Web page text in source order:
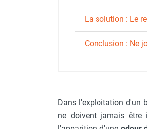
Déshydrateur
Purificateur d'air
Chauffage fixe atelier
Chauffage d'atelier fixe
La solution : Le
Conclusion : Ne
Dans l'exploitation d'un
ne doivent jamais être